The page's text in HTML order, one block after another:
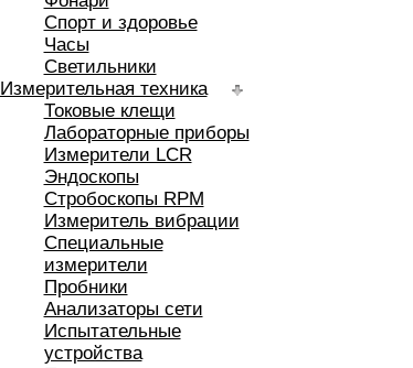
Спорт и здоровье
Часы
Светильники
Измерительная техника
Токовые клещи
Лабораторные приборы
Измерители LCR
Эндоскопы
Стробоскопы RPM
Измеритель вибрации
Специальные
измерители
Пробники
Анализаторы сети
Испытательные
устройства